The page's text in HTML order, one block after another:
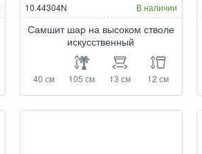
10.44304N В наличии
Самшит шар на высоком стволе
искусственный
40 см 105 см 13 см 12 см